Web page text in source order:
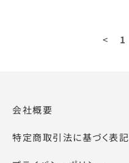
< 1
会社概要
特定商取引法に基づく表記